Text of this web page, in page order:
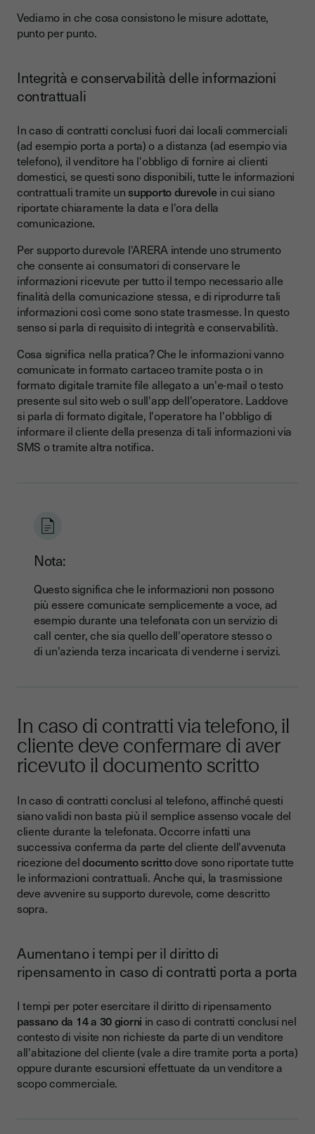
Vediamo in che cosa consistono le misure adottate,
punto per punto.
Integrità e conservabilità delle informazioni
contrattuali
In caso di contratti conclusi fuori dai locali commerciali
(ad esempio porta a porta) o a distanza (ad esempio via
telefono), il venditore ha l'obbligo di fornire ai clienti
domestici, se questi sono disponibili, tutte le informazioni
contrattuali tramite unsupporto durevolein cui siano
riportate chiaramente la data e l'ora della
comunicazione.
Per supporto durevole l'ARERA intende uno strumento
che consente ai consumatori di conservare le
informazioni ricevute per tutto il tempo necessario alle
finalità della comunicazione stessa, e di riprodurre tali
informazioni così come sono state trasmesse. In questo
senso si parla di requisito di integrità e conservabilità.
Cosa significa nella pratica? Che le informazioni vanno
comunicate in formato cartaceo tramite posta o in
formato digitale tramite file allegato a un'e-mail o testo
presente sul sito web o sull'app dell'operatore. Laddove
si parla di formato digitale, l'operatore ha l'obbligo di
informare il cliente della presenza di tali informazioni via
SMS o tramite altra notifica.
Nota:
Questo significa che le informazioni non possono
più essere comunicate semplicemente a voce, ad
esempio durante una telefonata con un servizio di
call center, che sia quello dell'operatore stesso o
di un'azienda terza incaricata di venderne i servizi.
In caso di contratti via telefono, il
cliente deve confermare di aver
ricevuto il documento scritto
In caso di contratti conclusi al telefono, affinché questi
siano validi non basta più il semplice assenso vocale del
cliente durante la telefonata. Occorre infatti una
successiva conferma da parte del cliente dell'avvenuta
ricezione deldocumento scrittodove sono riportate tutte
le informazioni contrattuali. Anche qui, la trasmissione
deve avvenire su supporto durevole, come descritto
sopra.
Aumentano i tempi per il diritto di
ripensamento in caso di contratti porta a porta
I tempi per poter esercitare il diritto di ripensamento
passano da 14 a 30 giorni in caso di contratti conclusi nel
contesto di visite non richieste da parte di un venditore
all'abitazione del cliente (vale a dire tramite porta a porta)
oppure durante escursioni effettuate da un venditore a
scopo commerciale.